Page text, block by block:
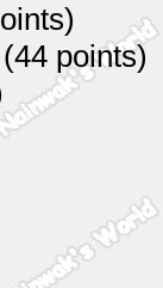
(44 points)